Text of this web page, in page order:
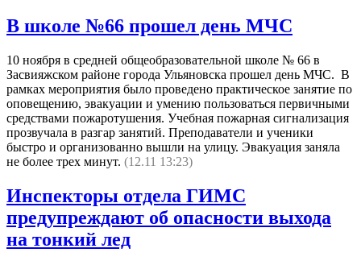
В школе №66 прошел день МЧС
10 ноября в средней общеобразовательной школе № 66 в
Засвияжском районе города Ульяновска прошел день МЧС. В
рамках мероприятия было проведено практическое занятие по
оповещению, эвакуации и умению пользоваться первичными
средствами пожаротушения. Учебная пожарная сигнализация
прозвучала в разгар занятий. Преподаватели и ученики
быстро и организованно вышли на улицу. Эвакуация заняла
не более трех минут. (12.11 13:23)
Инспекторы отдела ГИМС
предупреждают об опасности выхода
на тонкий лед